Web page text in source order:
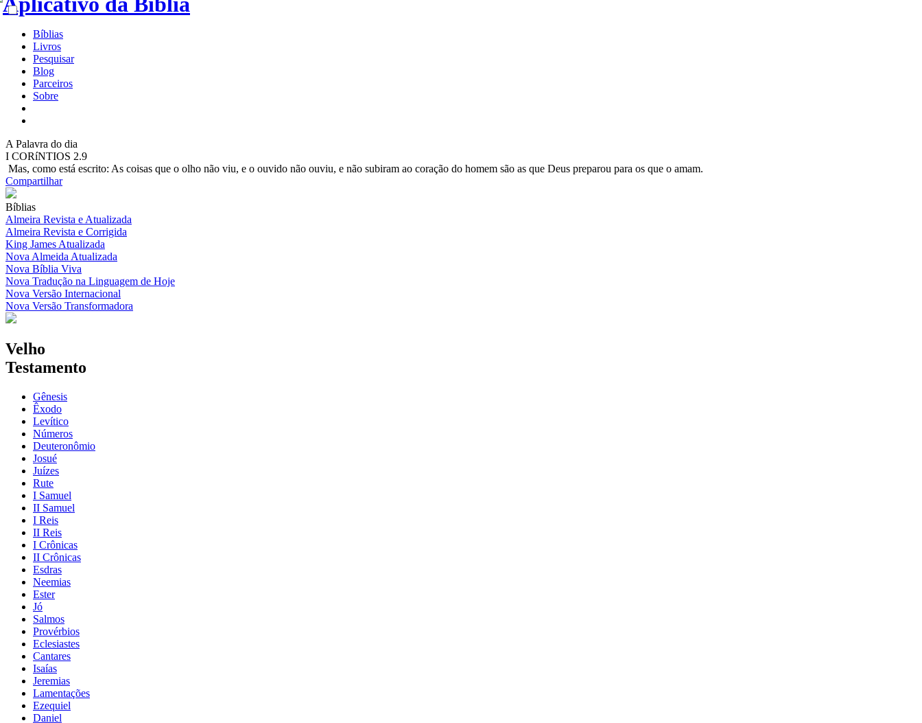
Bíblias
Livros
Pesquisar
Blog
Parceiros
Sobre
A Palavra do dia
I CORíNTIOS 2.9
Mas, como está escrito: As coisas que o olho não viu, e o ouvido não ouviu, e não subiram ao coração do homem são as que Deus preparou para os que o amam.
Compartilhar
Bíblias
Almeira Revista e Atualizada
Almeira Revista e Corrigida
King James Atualizada
Nova Almeida Atualizada
Nova Bíblia Viva
Nova Tradução na Linguagem de Hoje
Nova Versão Internacional
Nova Versão Transformadora
Velho
Testamento
Gênesis
Êxodo
Levítico
Números
Deuteronômio
Josué
Juízes
Rute
I Samuel
II Samuel
I Reis
II Reis
I Crônicas
II Crônicas
Esdras
Neemias
Ester
Jó
Salmos
Provérbios
Eclesiastes
Cantares
Isaías
Jeremias
Lamentações
Ezequiel
Daniel